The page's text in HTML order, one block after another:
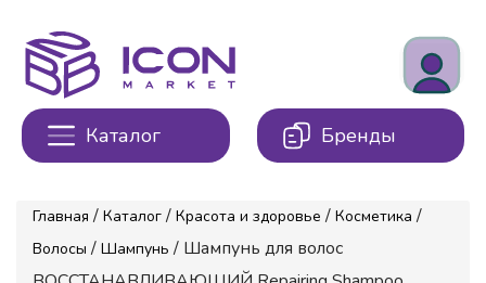
Каталог Бренды
Главная / Каталог / Красота и здоровье / Косметика /
Волосы / Шампунь / Шампунь для волос